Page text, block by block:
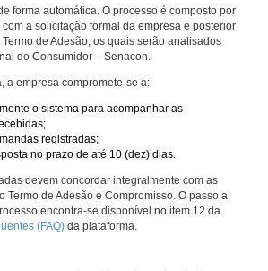
forma automática. O processo é composto por
a solicitação formal da empresa e posterior
de Adesão, os quais serão analisados
do Consumidor – Senacon.
a empresa compromete-se a:
o sistema para acompanhar as
registradas;
no prazo de até 10 (dez) dias.
devem concordar integralmente com as
Termo de Adesão e Compromisso. O passo a
encontra-se disponível no item 12 da
(FAQ) da plataforma.